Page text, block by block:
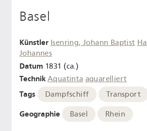
Basel
Künstler Isenring, Johann Baptist
Johannes
Datum 1831 (ca.)
Technik Aquatinta aquarelliert
Tags Dampfschiff Transport
Geographie Basel Rhein